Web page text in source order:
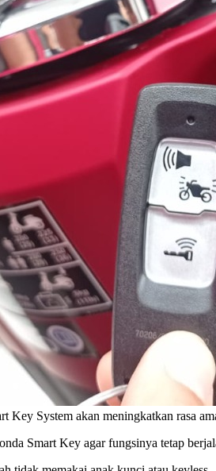
Key System akan meningkatkan rasa
Smart Key agar fungsinya tetap